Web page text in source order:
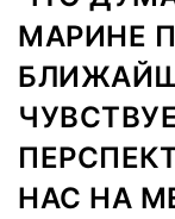
МАРИНЕ
НАС НА